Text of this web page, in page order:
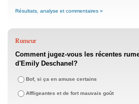
Résultats, analyse et commentaires »
Rumeur
Comment jugez-vous les récentes
d'Emily Deschanel?
Bof, si ça en amuse certains
Affligeantes et de fort mauvais goût